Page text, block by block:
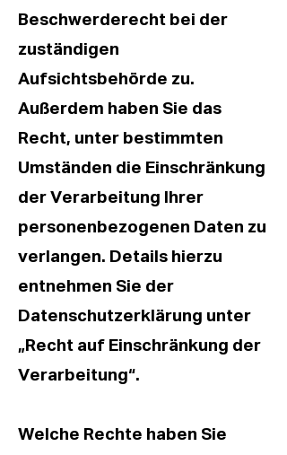
Beschwerderecht bei der
zuständigen
Aufsichtsbehörde zu.
Außerdem haben Sie das
Recht, unter bestimmten
Umständen die Einschränkung
der Verarbeitung Ihrer
personenbezogenen Daten zu
verlangen. Details hierzu
entnehmen Sie der
Datenschutzerklärung unter
„Recht auf Einschränkung der
Verarbeitung“.
Welche Rechte haben Sie